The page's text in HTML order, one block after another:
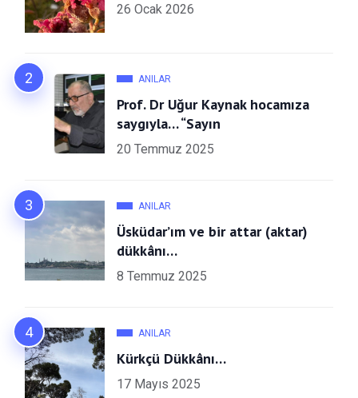
26 Ocak 2026
ANILAR
Prof. Dr Uğur Kaynak hocamıza
saygıyla… “Sayın
20 Temmuz 2025
ANILAR
Üsküdar’ım ve bir attar (aktar)
dükkânı…
8 Temmuz 2025
ANILAR
Kürkçü Dükkânı…
17 Mayıs 2025